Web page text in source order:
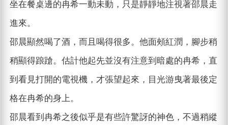
坐在餐桌邊的冉希一動未動，只是靜靜地注視著邵晨走
進來。
邵晨顯然喝了酒，而且喝得很多。他面頰紅潤，腳步稍
稍顯得踉蹌。估計他起先並沒有注意到暗處的冉希，直
到看見打開的電視機，才張望起來，目光游曳著最後定
格在冉希的身上。
邵晨看到冉希之後似乎是有些許驚訝的神色，不過稍縱